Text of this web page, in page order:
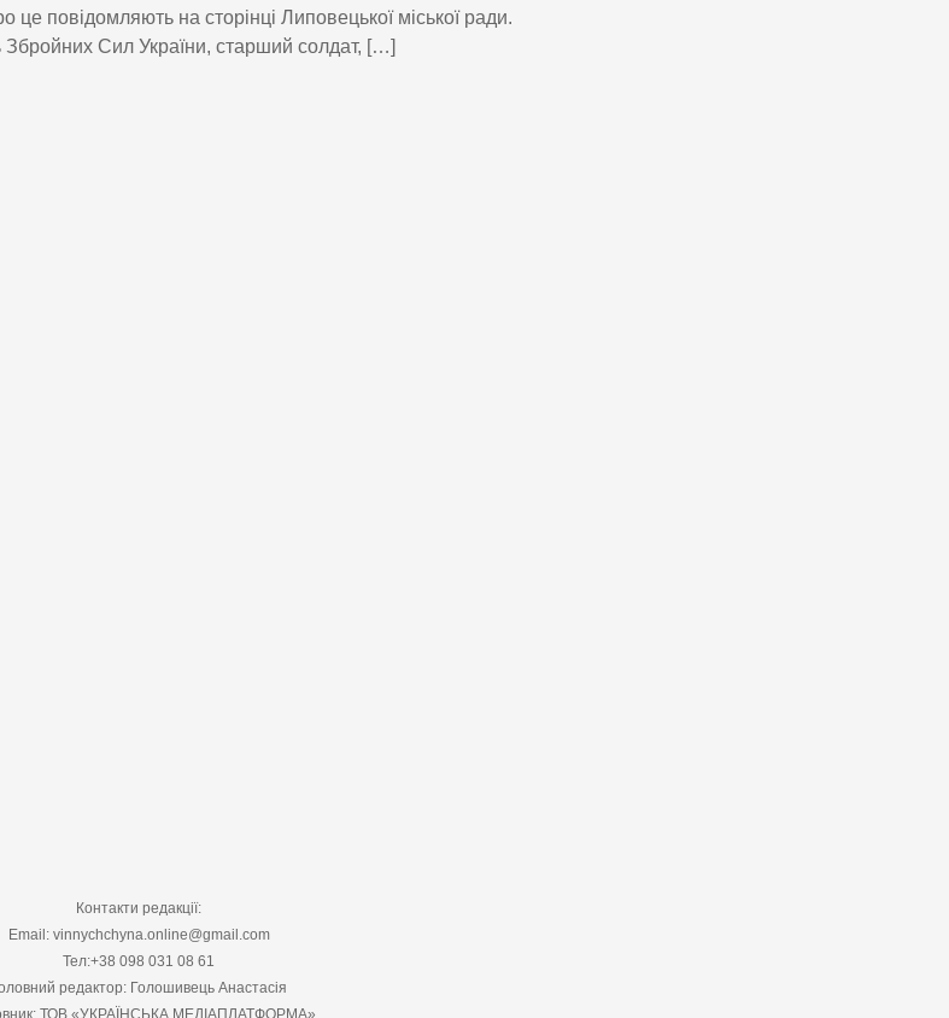
це повідомляють на сторінці Липовецької міської ради.
Збройних Сил України, старший солдат, […]
Контакти редакції:
Email: vinnychchyna.online@gmail.com
Тел:+38 098 031 08 61
редактор: Голошивець Анастасія
ТОВ «УКРАЇНСЬКА МЕДІАПЛАТФОРМА»